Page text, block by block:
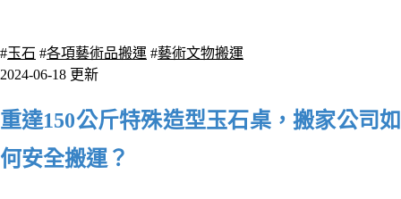
#玉石 #各項藝術品搬運 #藝術文物搬運
2024-06-18 更新
重達150公斤特殊造型玉石桌，搬家公司如
何安全搬運？